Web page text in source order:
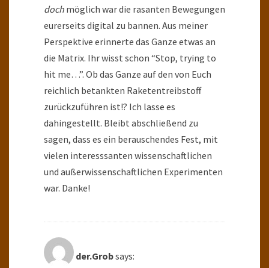
doch möglich war die rasanten Bewegungen
eurerseits digital zu bannen. Aus meiner
Perspektive erinnerte das Ganze etwas an
die Matrix. Ihr wisst schon “Stop, trying to
hit me…”. Ob das Ganze auf den von Euch
reichlich betankten Raketentreibstoff
zurückzuführen ist!? Ich lasse es
dahingestellt. Bleibt abschließend zu
sagen, dass es ein berauschendes Fest, mit
vielen interesssanten wissenschaftlichen
und außerwissenschaftlichen Experimenten
war. Danke!
der.Grobsays: